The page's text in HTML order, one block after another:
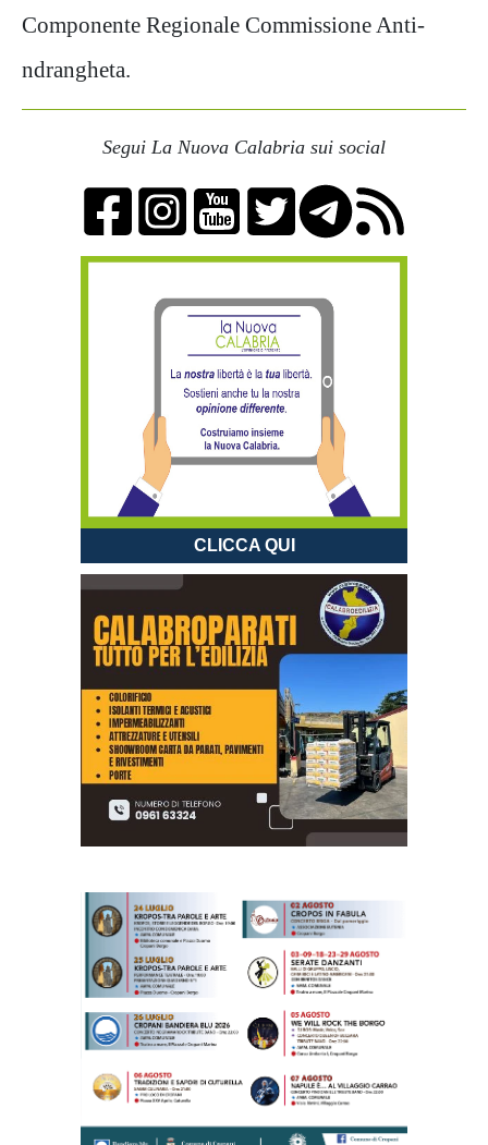
Componente Regionale Commissione Anti-
ndrangheta.
Segui La Nuova Calabria sui social
CLICCA QUI